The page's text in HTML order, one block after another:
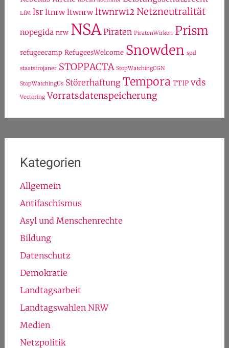
LfM lsr ltnrw ltwnrw ltwnrw12 Netzneutralität
nopegida nrw NSA Piraten PiratenWirken Prism
refugeecamp RefugeesWelcome Snowden spd
staatstrojaner STOPPACTA StopWatchingCGN
StopWatchingUs Störerhaftung Tempora TTIP vds
Vectoring Vorratsdatenspeicherung
Kategorien
Allgemein
Antifaschismus
Asyl und Menschenrechte
Bildung
Datenschutz
Demokratie
Landtagsarbeit
Landtagswahlen NRW
Medien
Netzpolitik